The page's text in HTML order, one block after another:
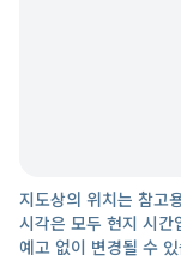
지도상의 위치는 참고
시각은 모두 현지 시간
예고 없이 변경될 수